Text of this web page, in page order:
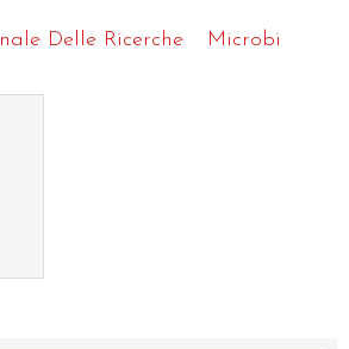
Delle Ricerche Microbi